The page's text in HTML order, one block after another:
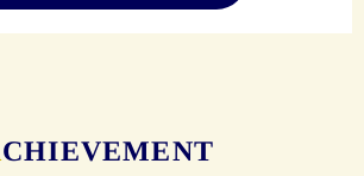
CHIEVEMENT